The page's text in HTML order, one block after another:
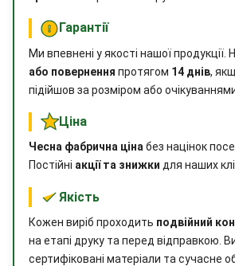
Гарантії
Ми впевнені у якості нашої продукції.
або повернення протягом 14 днів,
підійшов за розміром або
Ціна
Чесна фабрична цінабез націнок
Постійні акції та знижки для наших
Якість
Кожен виріб проходить подвійний
на етапі друку та перед відправкою.
сертифіковані матеріали та сучасне